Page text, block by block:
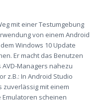
mit einer Testumgebung
von einem Android
Windows 10 Update
Er macht das Benutzen
Managers nahezu
z.B.: In Android Studio
zuverlässig mit einem
Emulatoren scheinen